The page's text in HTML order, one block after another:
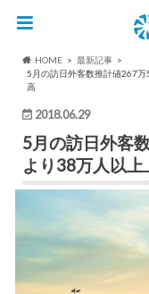
HOME
最新記事
5月の訪日外客数推計値267
高
2018.06.29
5月の訪日外客
より38万人以